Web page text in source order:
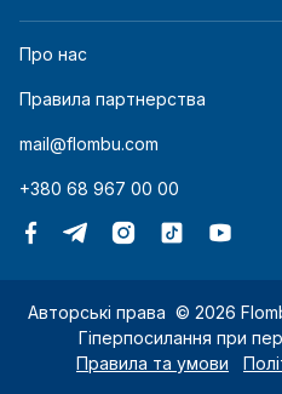
Про нас
Правила партнерства
mail@flombu.com
+380 68 967 00 00
Авторські права © 2026
Гіперпосилання при
Правила та умови